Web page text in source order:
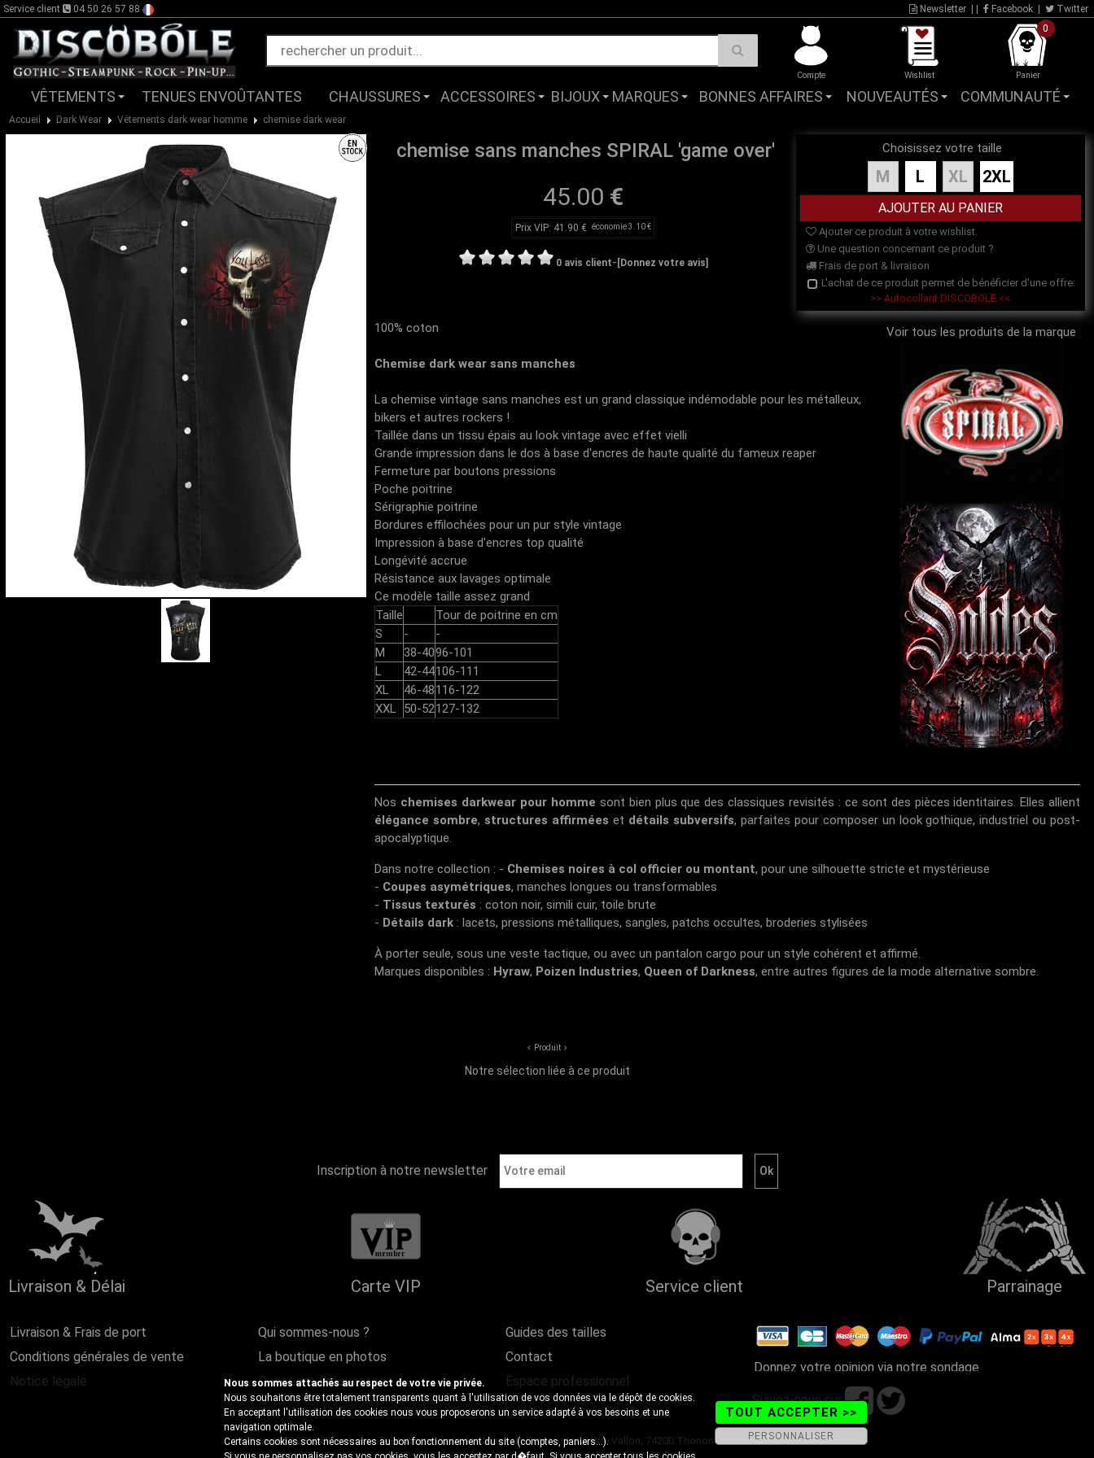
Service client 04 50 26 57 88 Newsletter Facebook Twitter
Compte Wishlist
0
Panier
VÊTEMENTS TENUES ENVOÛTANTES CHAUSSURES ACCESSOIRES BIJOUX MARQUES BONNES AFFAIRES NOUVEAUTÉS COMMUNAUTÉ
Accueil Dark Wear Vêtements dark wear homme chemise dark wear
chemise sans manches SPIRAL 'game over'
45.00 €
Prix VIP: 41.90 € économie 3.10 €
0 avis client- [Donnez votre avis]
Choisissez votre taille
M L XL 2XL
Ajouter ce produit à votre wishlist.
Une question concernant ce produit ?
Frais de port & livraison
L'achat de ce produit permet de bénéficier d'une offre:
>> Autocollant DISCOBOLE <<
Voir tous les produits de la marque
100% coton
Chemise dark wear sans manches
La chemise vintage sans manches est un grand classique indémodable pour les métalleux,
bikers et autres rockers !
Taillée dans un tissu épais au look vintage avec effet vielli
Grande impression dans le dos à base d'encres de haute qualité du fameux reaper
Fermeture par boutons pressions
Poche poitrine
Sérigraphie poitrine
Bordures effilochées pour un pur style vintage
Impression à base d'encres top qualité
Longévité accrue
Résistance aux lavages optimale
Ce modèle taille assez grand
Taille
Tour de poitrine en cm
S
-
-
M
38-4096-101
L
42-44106-111
XL
46-48116-122
XXL
50-52127-132
Nos chemises darkwear pour homme sont bien plus que des classiques revisités : ce sont des pièces identitaires. Elles allient
élégance sombre,structures affirmées et détails subversifs, parfaites pour composer un look gothique, industriel ou post-
apocalyptique.
Dans notre collection : - Chemises noires à col officier ou montant, pour une silhouette stricte et mystérieuse
- Coupes asymétriques, manches longues ou transformables
- Tissus texturés : coton noir, simili cuir, toile brute
- Détails dark : lacets, pressions métalliques, sangles, patchs occultes, broderies stylisées
À porter seule, sous une veste tactique, ou avec un pantalon cargo pour un style cohérent et affirmé.
Marques disponibles : Hyraw, Poizen Industries, Queen of Darkness, entre autres figures de la mode alternative sombre.
Produit
Notre sélection liée à ce produit
Inscription à notre newsletter
Livraison & Délai Carte VIP Service client Parrainage
Livraison & Frais de port
Conditions générales de vente
Notice légale
Qui sommes-nous ?
La boutique en photos
Questions Fréquentes
Guides des tailles
Contact
Espace professionnel
Donnez votre opinion via notre sondage
Suivez-nous sur
Copyright@2018 Discobole - Tous droits réservés - Magasin Discobole 18 Rue Vallon, 74200 Thonon-les-Bains - Tel. 04 50 26 57 88
TOUT ACCEPTER >>
PERSONNALISER
Nous sommes attachés au respect de votre vie privée.
Nous souhaitons être totalement transparents quant à l'utilisation de vos données via le dépôt de cookies.
En acceptant l'utilisation des cookies nous vous proposerons un service adapté à vos besoins et une
navigation optimale.
Certains cookies sont nécessaires au bon fonctionnement du site (comptes, paniers...).